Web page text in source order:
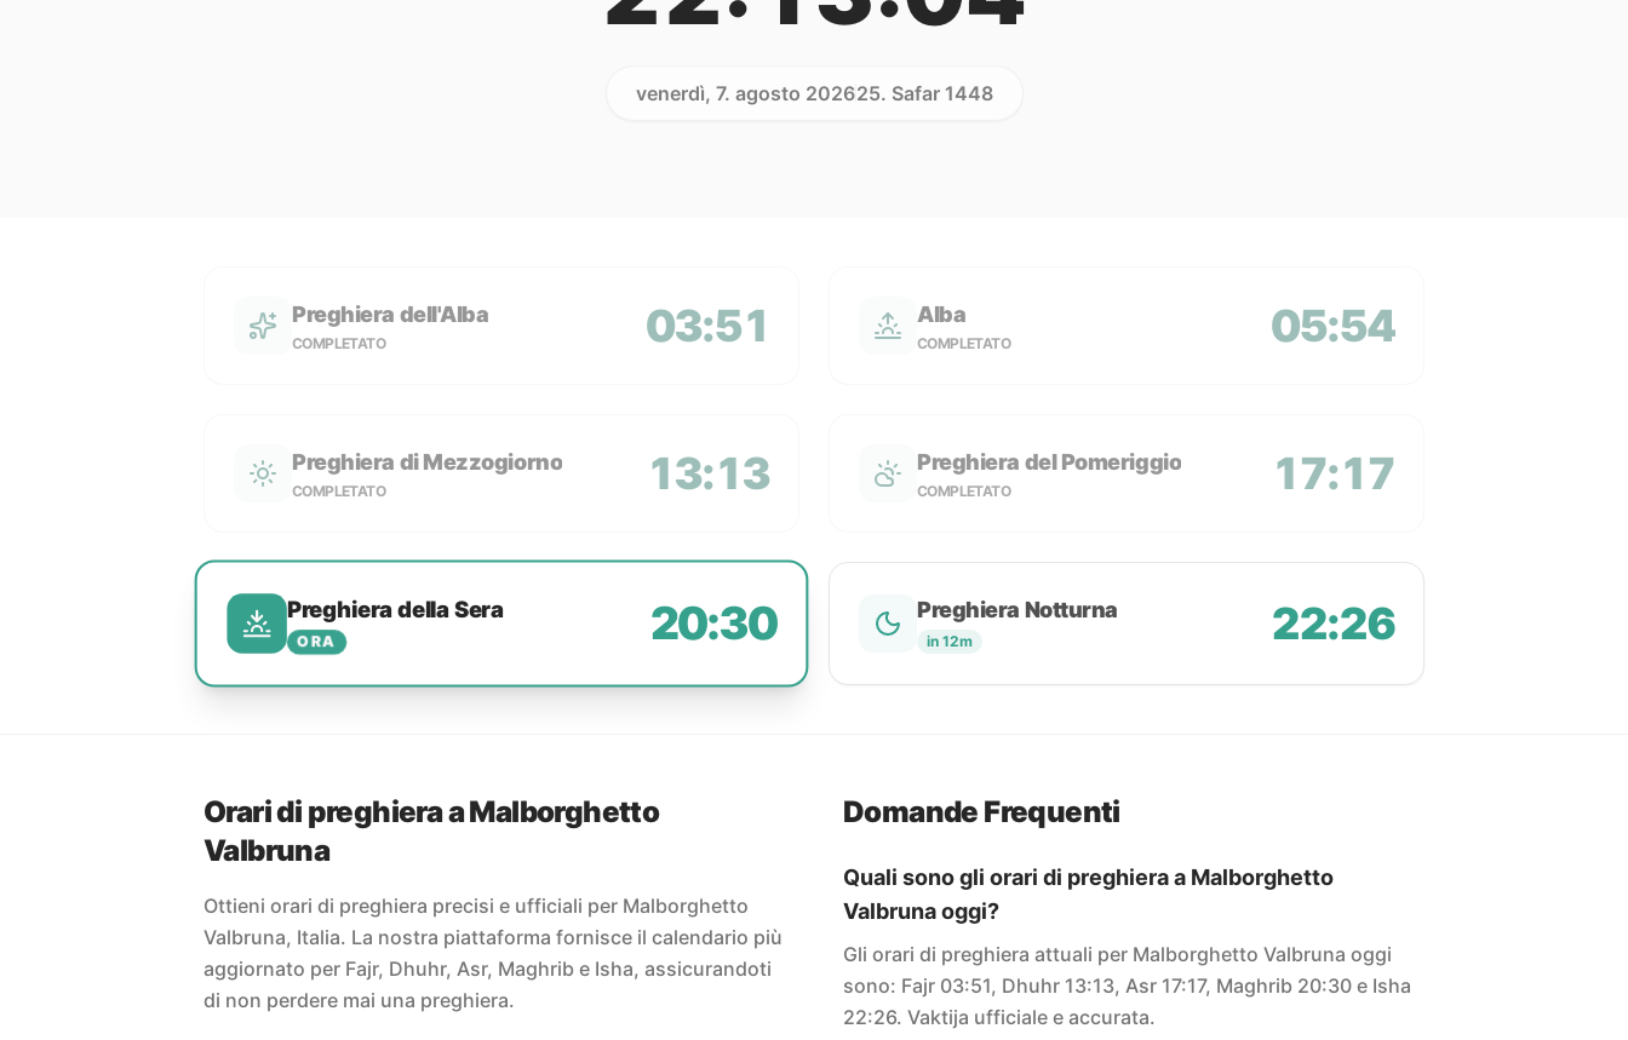
venerdì, 7. agosto 202625. Safar 1448
Preghiera dell'Alba
COMPLETATO 03:51 Alba
COMPLETATO 05:54
Preghiera di Mezzogiorno
COMPLETATO 13:13 Preghiera del Pomeriggio
COMPLETATO 17:17
Preghiera della Sera
ORA 20:30 Preghiera Notturna
in 12m 22:26
Orari di preghiera a Malborghetto
Valbruna
Ottieni orari di preghiera precisi e ufficiali per Malborghetto
Valbruna, Italia. La nostra piattaforma fornisce il calendario più
aggiornato per Fajr, Dhuhr, Asr, Maghrib e Isha, assicurandoti
di non perdere mai una preghiera.
Domande Frequenti
Quali sono gli orari di preghiera a Malborghetto
Valbruna oggi?
Gli orari di preghiera attuali per Malborghetto Valbruna oggi
sono: Fajr 03:51, Dhuhr 13:13, Asr 17:17, Maghrib 20:30 e Isha
22:26. Vaktija ufficiale e accurata.